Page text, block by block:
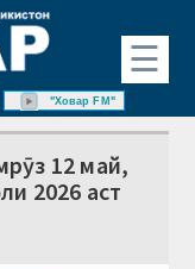
☰
"Ховар FM"
12 май,
2026 аст